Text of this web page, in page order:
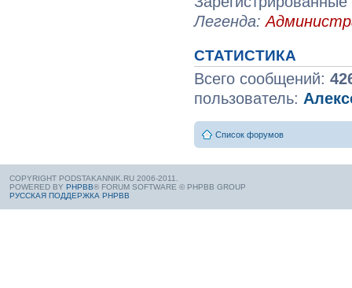
Легенда:
СТАТИСТИКА
Всего сообщений:
пользователь:
Список форумов
COPYRIGHT PODSTAKANNIK.RU 2006-2011.
POWERED BY PHPBB® FORUM SOFTWARE © PHPBB GROUP
РУССКАЯ ПОДДЕРЖКА PHPBB